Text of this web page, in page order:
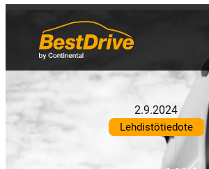
2.9.2024
Lehdistötiedote